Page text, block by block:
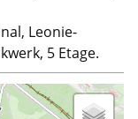
Leonie-
5 Etage.